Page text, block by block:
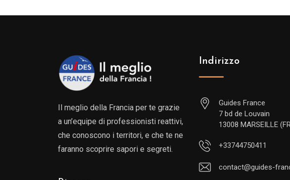
Il meglio della Francia per te grazie
a un’equipe di professionisti reattivi,
che conoscono i territori, e che te ne
faranno scoprire sapori e segreti.
Indirizzo
Guides France
7 bd de Louvain
13008 MARSEILLE
+33744750411
contact@guides-